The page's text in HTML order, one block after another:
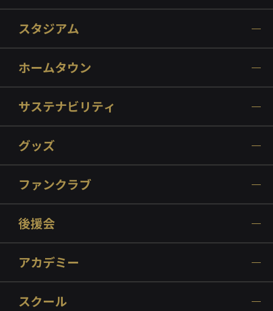
スタジアム
ホームタウン
サステナビリティ
グッズ
ファンクラブ
後援会
アカデミー
スクール